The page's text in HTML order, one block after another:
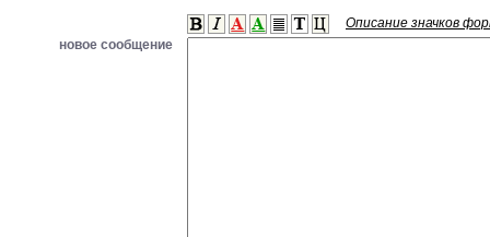
Описание значков
новое сообщение